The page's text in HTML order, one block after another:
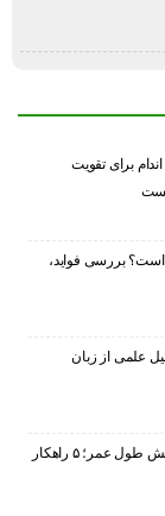
برای تقویت
است؟ بررسی فواید،
هر روز قهوه تلخ بنوشیم؟ ۶ دلیل علمی از زبان
مصرف بیش از حد پروتئین و خطر کاهش طول عمر؛ ۵ راهکار